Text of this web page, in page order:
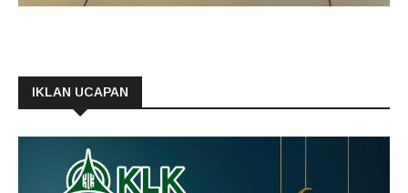
IKLAN UCAPAN